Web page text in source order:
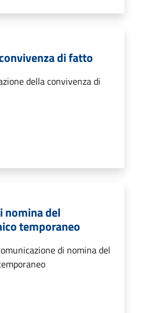
di fatto
della convivenza di
nomina del
temporaneo
di nomina del